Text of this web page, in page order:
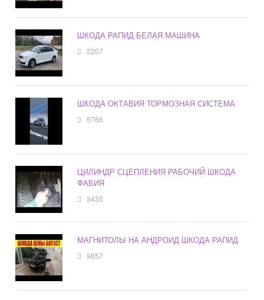
ШКОДА РАПИД БЕЛАЯ МАШИНА
2207
ШКОДА ОКТАВИЯ ТОРМОЗНАЯ СИСТЕМА
5766
ЦИЛИНДР СЦЕПЛЕНИЯ РАБОЧИЙ ШКОДА
ФАБИЯ
3435
МАГНИТОЛЫ НА АНДРОИД ШКОДА РАПИД
9857